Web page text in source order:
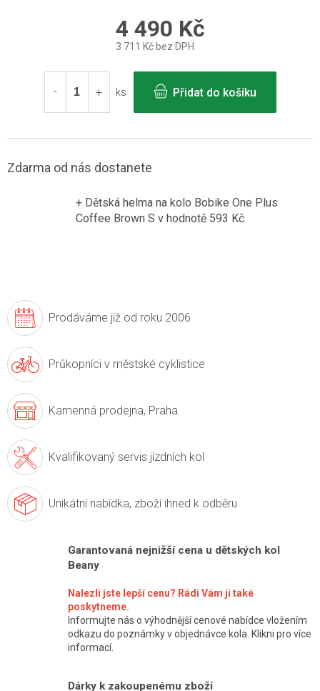
Zdarma od nás dostanete
+ Dětská helma na kolo Bobike One Plus
Coffee Brown S v hodnotě 593 Kč
4 490 Kč
3 711 Kč bez DPH
cena:
ks
Přidat do košíku
Prodáváme již od roku 2006
Průkopníci v městské cyklistice
Kamenná prodejna, Praha
Kvalifikovaný servis jízdních kol
Unikátní nabídka, zboží ihned k odběru
Garantovaná nejnižší cena u dětských kol
Beany
Nalezli jste lepší cenu? Rádi Vám ji také
poskytneme.
Informujte nás o výhodnější cenové nabídce vložením
odkazu do poznámky v objednávce kola. Klikni pro více
informací.
Dárky k zakoupenému zboží